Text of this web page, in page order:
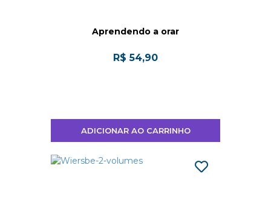
Aprendendo a orar
R$ 54,90
ADICIONAR AO CARRINHO